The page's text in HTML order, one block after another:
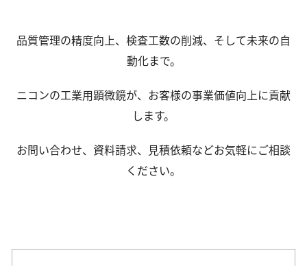
品質管理の精度向上、検査工数の削減、そして未来の自
動化まで。
ニコンの工業用顕微鏡が、お客様の事業価値向上に貢献
します。
お問い合わせ、資料請求、見積依頼などお気軽にご相談
ください。